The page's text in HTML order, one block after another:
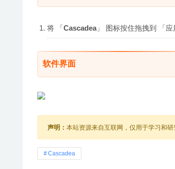
将 「Cascadea」 图标按住拖拽到 「
软件界面
声明： 本站资源来自互联网，仅用于学习和
Cascadea